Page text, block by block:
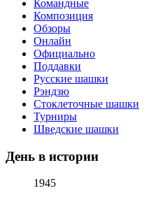
Командные
Композиция
Обзоры
Онлайн
Официально
Поддавки
Русские шашки
Рэндзю
Стоклеточные шашки
Турниры
Шведские шашки
День в истории
1945